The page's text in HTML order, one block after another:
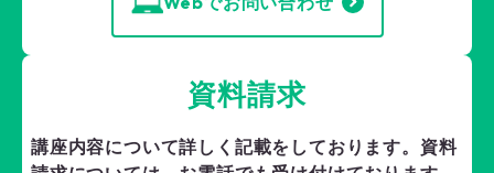
資料請求
講座内容について詳しく記載をしております。 資料